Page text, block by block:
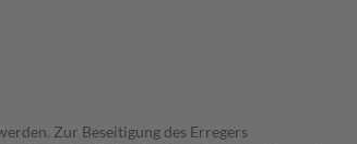
Zur Beseitigung des Erregers